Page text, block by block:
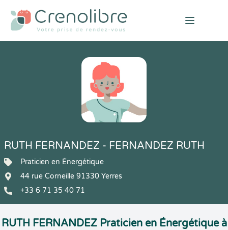
Open
RUTH FERNANDEZ - FERNANDEZ RUTH
Praticien en Énergétique
44 rue Corneille 91330 Yerres
+33 6 71 35 40 71
RUTH FERNANDEZ Praticien en Énergétique à